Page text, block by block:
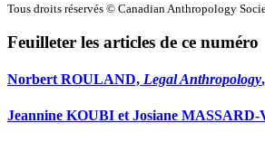
Tous droits réservés © Canadian Anthropology
Feuilleter les articles de ce numéro
Norbert ROULAND, Legal Anthropology
Jeannine KOUBI et Josiane